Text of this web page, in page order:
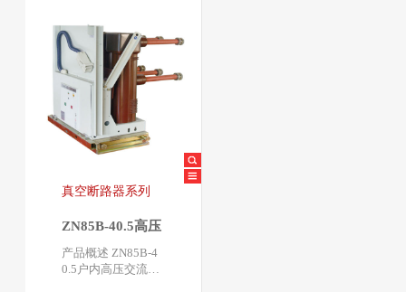
真空断路器系列
ZN85B-40.5高压
产品概述 ZN85B-4
0.5户内高压交流真